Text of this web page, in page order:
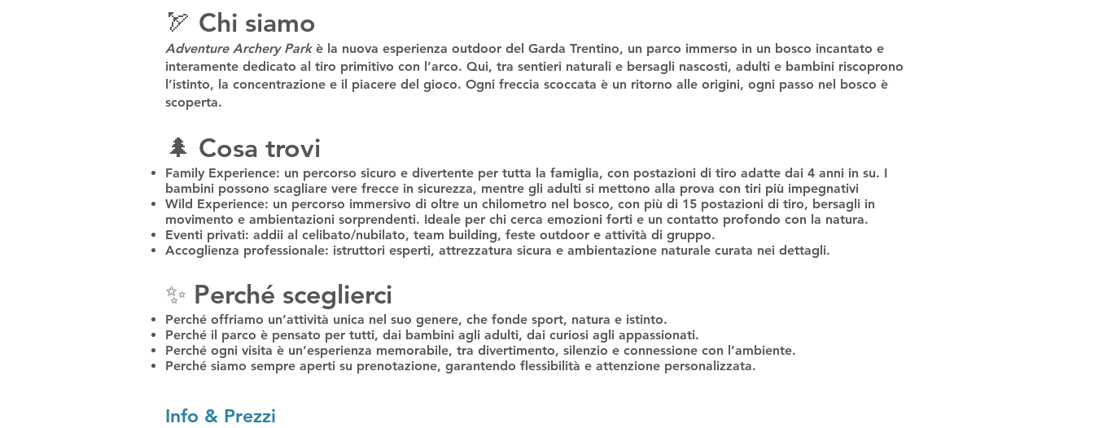
🏹 Chi siamo
Adventure Archery Parkè la nuova esperienza outdoor del Garda Trentino, un parco immerso in un bosco incantato e
interamente dedicato al tiro primitivo con l’arco. Qui, tra sentieri naturali e bersagli nascosti, adulti e bambini riscoprono
l’istinto, la concentrazione e il piacere del gioco. Ogni freccia scoccata è un ritorno alle origini, ogni passo nel bosco è
scoperta.
🌲 Cosa trovi
Family Experience: un percorso sicuro e divertente per tutta la famiglia, con postazioni di tiro adatte dai 4 anni in su. I
bambini possono scagliare vere frecce in sicurezza, mentre gli adulti si mettono alla prova con tiri più impegnativi
Wild Experience: un percorso immersivo di oltre un chilometro nel bosco, con più di 15 postazioni di tiro, bersagli in
movimento e ambientazioni sorprendenti. Ideale per chi cerca emozioni forti e un contatto profondo con la natura.
Eventi privati: addii al celibato/nubilato, team building, feste outdoor e attività di gruppo.
Accoglienza professionale: istruttori esperti, attrezzatura sicura e ambientazione naturale curata nei dettagli.
✨ Perché sceglierci
Perché offriamo un’attività unica nel suo genere, che fonde sport, natura e istinto.
Perché il parco è pensato per tutti, dai bambini agli adulti, dai curiosi agli appassionati.
Perché ogni visita è un’esperienza memorabile, tra divertimento, silenzio e connessione con l’ambiente.
Perché siamo sempre aperti su prenotazione, garantendo flessibilità e attenzione personalizzata.
Info & Prezzi